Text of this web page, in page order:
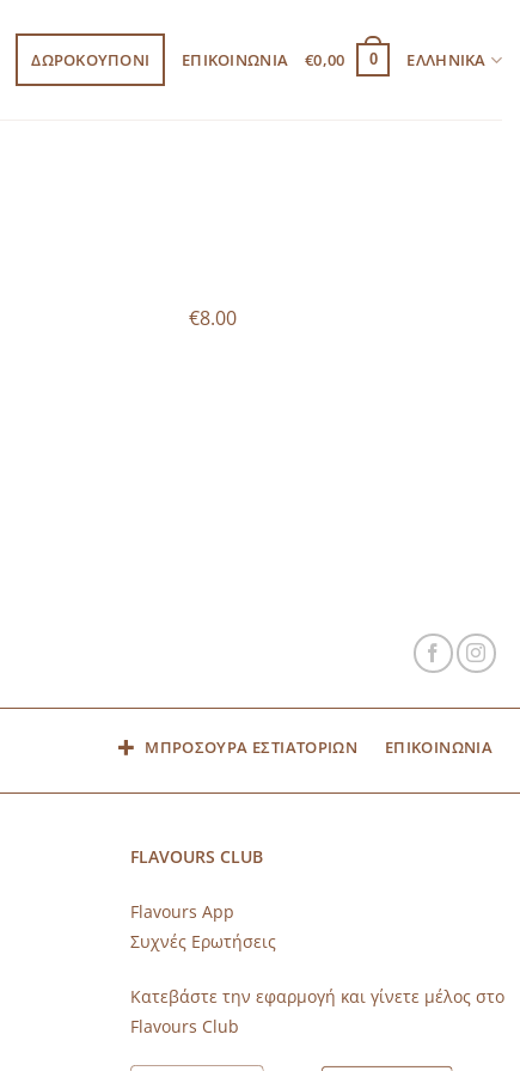
ΔΩΡΟΚΟΥΠΟΝΙ ΕΠΙΚΟΙΝΩΝΙΑ €0,00 0 ΕΛΛΗΝΙΚΆ
€8.00
ΜΠΡΟΣΟΥΡΑ ΕΣΤΙΑΤΟΡΙΩΝ ΕΠΙΚΟΙΝΩΝΙΑ
FLAVOURS CLUB
Flavours App
Συχνές Ερωτήσεις
Κατεβάστε την εφαρμογή και γίνετε μέλος στο
Flavours Club